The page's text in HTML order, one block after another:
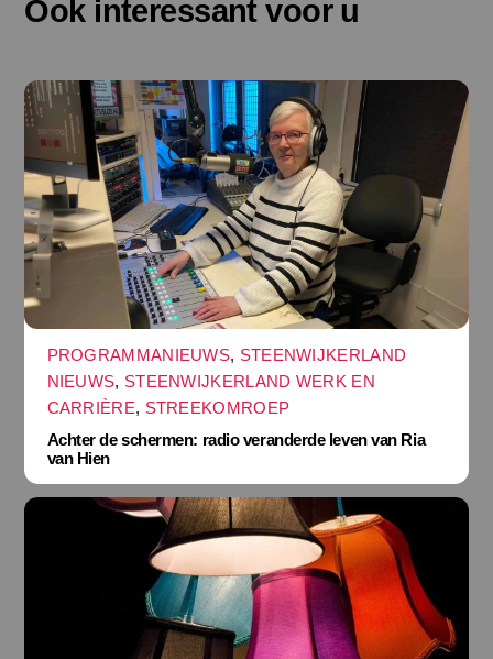
Ook interessant voor u
PROGRAMMANIEUWS, STEENWIJKERLAND
NIEUWS, STEENWIJKERLAND WERK EN
CARRIÈRE, STREEKOMROEP
Achter de schermen: radio veranderde leven van Ria
van Hien